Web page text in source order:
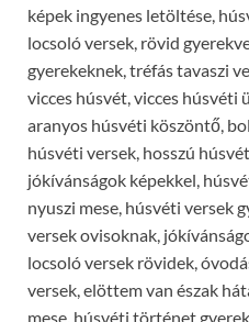
képek ingyenes letöltése,
locsoló versek, rövid
gyerekeknek, tréfás tavaszi
vicces húsvét, vicces húsvéti
aranyos húsvéti köszöntő,
húsvéti versek, hosszú
jókívánságok képekkel,
nyuszi mese, húsvéti versek
versek ovisoknak,
locsoló versek rövidek,
versek, elöttem van észak
mese, húsvéti történet